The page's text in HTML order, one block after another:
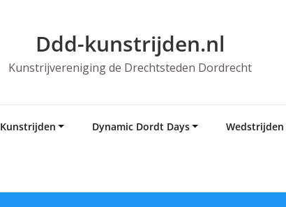
Ddd-kunstrijden.nl
Kunstrijvereniging de Drechtsteden Dordrecht
Kunstrijden Dynamic Dordt Days Wedstrijden